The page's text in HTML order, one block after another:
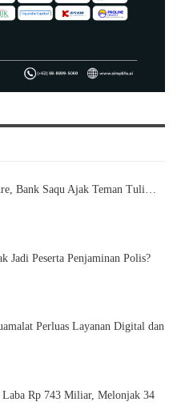
Bank Saqu Ajak Teman Tuli…
Jadi Peserta Penjaminan Polis?
Perluas Layanan Digital dan
Laba Rp 743 Miliar, Melonjak 34